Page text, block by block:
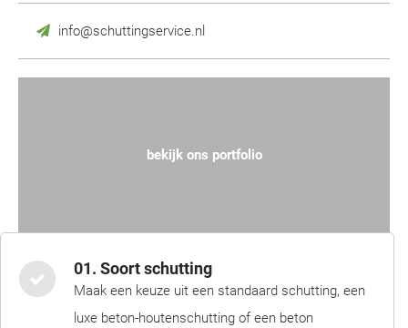
info@schuttingservice.nl
bekijk ons portfolio
01. Soort schutting
Maak een keuze uit een standaard schutting, een
luxe beton-houtenschutting of een beton